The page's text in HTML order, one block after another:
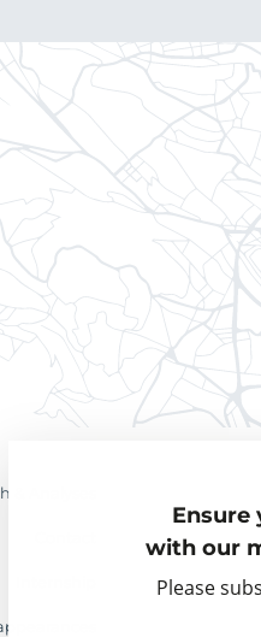
Ensure
with our
Please
& Analyses